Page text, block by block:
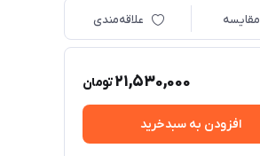
مقایسه علاقه‌مندی
21,530,000تومان
افزودن به سبدخرید